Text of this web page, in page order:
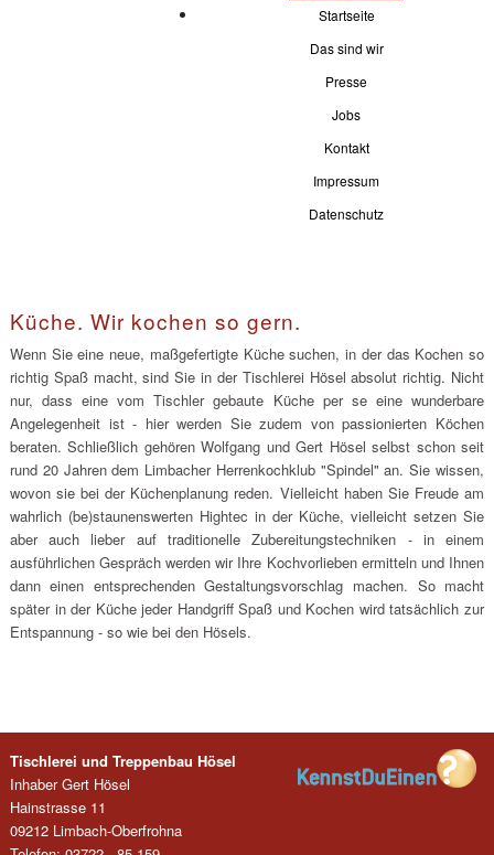
Startseite
Das sind wir
Presse
Jobs
Kontakt
Impressum
Datenschutz
Küche. Wir kochen so gern.
Wenn Sie eine neue, maßgefertigte Küche suchen, in der das Kochen so
richtig Spaß macht, sind Sie in der Tischlerei Hösel absolut richtig. Nicht
nur, dass eine vom Tischler gebaute Küche per se eine wunderbare
Angelegenheit ist - hier werden Sie zudem von passionierten Köchen
beraten. Schließlich gehören Wolfgang und Gert Hösel selbst schon seit
rund 20 Jahren dem Limbacher Herrenkochklub "Spindel" an. Sie wissen,
wovon sie bei der Küchenplanung reden. Vielleicht haben Sie Freude am
wahrlich (be)staunenswerten Hightec in der Küche, vielleicht setzen Sie
aber auch lieber auf traditionelle Zubereitungstechniken - in einem
ausführlichen Gespräch werden wir Ihre Kochvorlieben ermitteln und Ihnen
dann einen entsprechenden Gestaltungsvorschlag machen. So macht
später in der Küche jeder Handgriff Spaß und Kochen wird tatsächlich zur
Entspannung - so wie bei den Hösels.
Tischlerei und Treppenbau Hösel
Inhaber Gert Hösel
Hainstrasse 11
09212 Limbach-Oberfrohna